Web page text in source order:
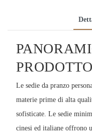
PRODOTTO
Le sedie da pranzo
materie prime di alta
sofisticate. Le sedie
cinesi ed italiane offrono